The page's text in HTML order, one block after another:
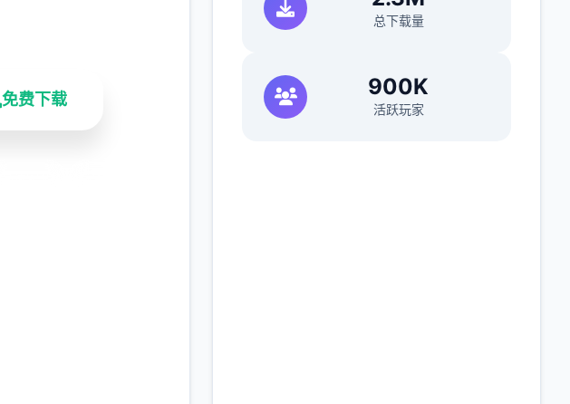
免费下载
总下载量
900K
活跃玩家